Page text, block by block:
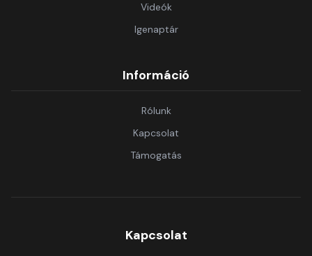
Videók
Igenaptár
Információ
Rólunk
Kapcsolat
Támogatás
Kapcsolat